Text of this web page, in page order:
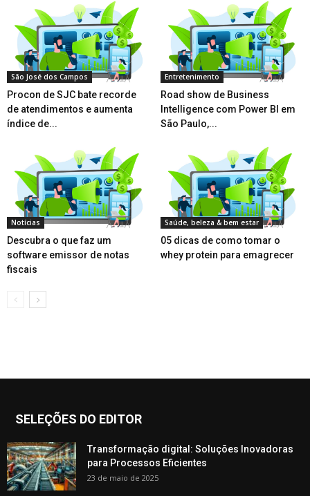
São José dos Campos
Procon de SJC bate recorde
de atendimentos e aumenta
índice de...
Entretenimento
Road show de Business
Intelligence com Power BI em
São Paulo,...
Notícias
Descubra o que faz um
software emissor de notas
fiscais
Saúde, beleza & bem estar
05 dicas de como tomar o
whey protein para emagrecer
SELEÇÕES DO EDITOR
Transformação digital: Soluções Inovadoras
para Processos Eficientes
23 de maio de 2025